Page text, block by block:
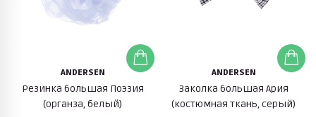
ANDERSEN
Резинка большая Поэзия
(органза, белый)
ANDERSEN
Заколка большая Ария
(костюмная ткань, серый)